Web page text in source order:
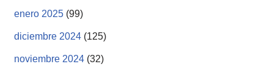
enero 2025 (99)
diciembre 2024 (125)
noviembre 2024 (32)